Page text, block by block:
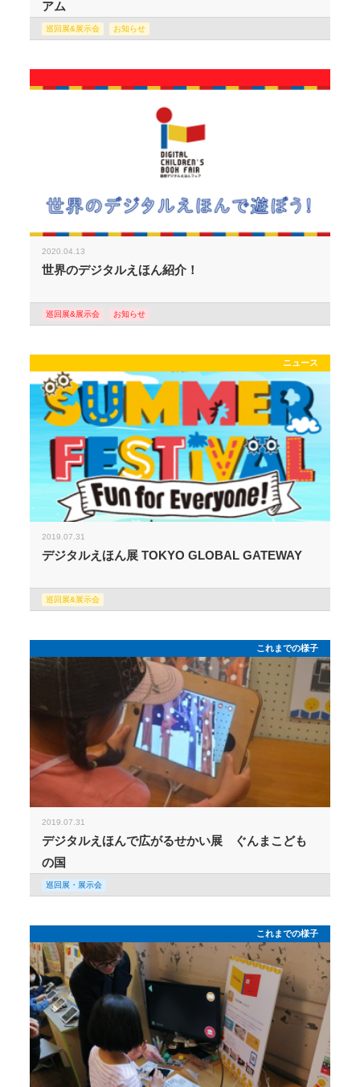
アム
巡回展&展示会 お知らせ
2020.04.13
世界のデジタルえほん紹介！
巡回展&展示会 お知らせ
ニュース
2019.07.31
デジタルえほん展 TOKYO GLOBAL GATEWAY
巡回展&展示会
これまでの様子
2019.07.31
デジタルえほんで広がるせかい展 ぐんまこども
の国
巡回展・展示会
これまでの様子